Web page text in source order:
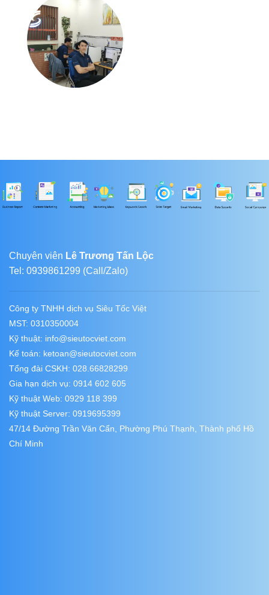
Chuyên viên Lê Trương Tấn Lộc
Tel: 0939861299 (Call/Zalo)
Công ty TNHH dịch vụ Siêu Tốc Việt
MST: 0310350004
Kỹ thuật: info@sieutocviet.com
Kế toán: ketoan@sieutocviet.com
Tổng đài CSKH: 028.66828299
Gia hạn dịch vụ: 0914 602 605
Kỹ thuật Web: 0929 118 399
Kỹ thuật Server: 0919695399
47/14 Đường Trần Văn Cẩn, Phường Phú Thạnh, Thành phố Hồ
Chí Minh